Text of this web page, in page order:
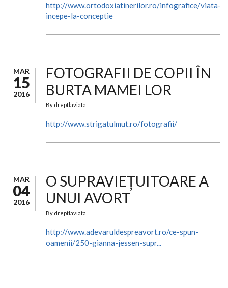
http://www.ortodoxiatinerilor.ro/infografice/viata-
incepe-la-conceptie
MAR
15
2016
FOTOGRAFII DE COPII ÎN
BURTA MAMEI LOR
By dreptlaviata
http://www.strigatulmut.ro/fotografii/
MAR
04
2016
O SUPRAVIEȚUITOARE A
UNUI AVORT
By dreptlaviata
http://www.adevaruldespreavort.ro/ce-spun-
oamenii/250-gianna-jessen-supr...